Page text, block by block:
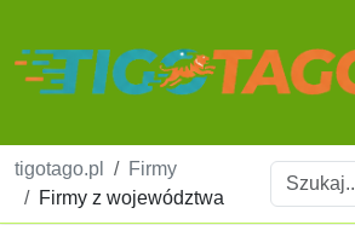
tigotago.pl
Firmy
Firmy z województwa